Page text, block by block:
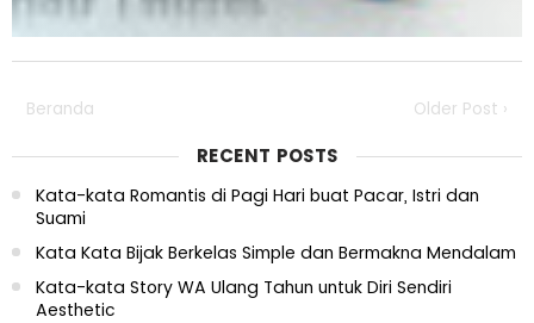
Older Post ›
Beranda
RECENT POSTS
Kata-kata Romantis di Pagi Hari buat Pacar, Istri dan
Suami
Kata Kata Bijak Berkelas Simple dan Bermakna Mendalam
Kata-kata Story WA Ulang Tahun untuk Diri Sendiri
Aesthetic